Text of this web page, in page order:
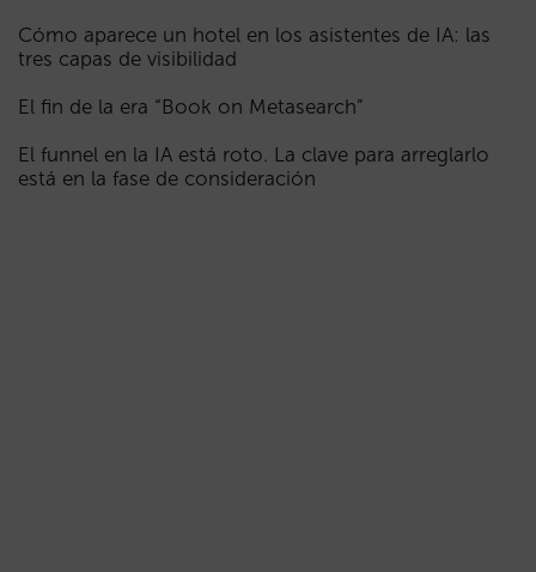
Cómo aparece un hotel en los asistentes de IA: las
tres capas de visibilidad
El fin de la era “Book on Metasearch”
El funnel en la IA está roto. La clave para arreglarlo
está en la fase de consideración